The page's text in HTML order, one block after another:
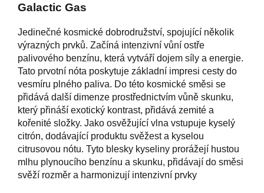
Galactic Gas
Jedinečné kosmické dobrodružství, spojující několik
výrazných prvků. Začíná intenzivní vůní ostře
palivového benzínu, která vytváří dojem síly a energie.
Tato prvotní nóta poskytuje základní impresi cesty do
vesmíru plného paliva. Do této kosmické směsi se
přidává další dimenze prostřednictvím vůně skunku,
který přináší exotický kontrast, přidává zemité a
kořenité složky. Jako osvěžující vlna vstupuje kyselý
citrón, dodávající produktu svěžest a kyselou
citrusovou nótu. Tyto blesky kyseliny prorážejí hustou
mlhu plynoucího benzínu a skunku, přidávají do směsi
svěží rozměr a harmonizují intenzivní prvky